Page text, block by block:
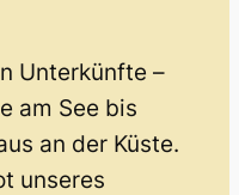
Unterkünfte –
am See bis
an der Küste.
unseres